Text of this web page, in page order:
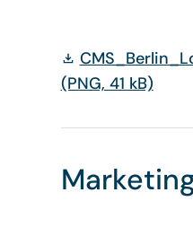
(PNG, 41 kB)